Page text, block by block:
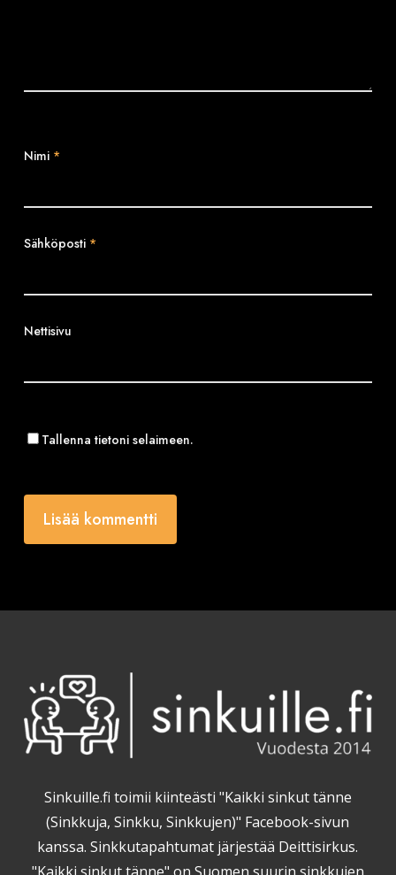
Nimi *
Sähköposti *
Nettisivu
Tallenna tietoni selaimeen.
Sinkuille.fi toimii kiinteästi "Kaikki sinkut tänne
(Sinkkuja, Sinkku, Sinkkujen)" Facebook-sivun
kanssa. Sinkkutapahtumat järjestää Deittisirkus.